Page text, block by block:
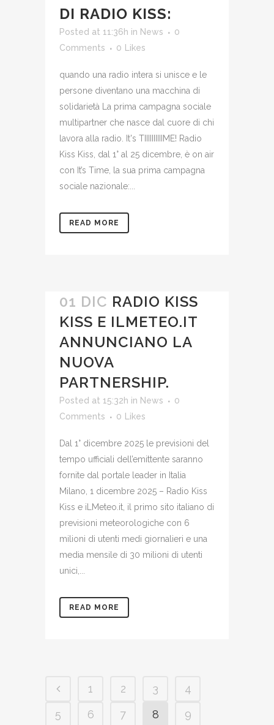
DI RADIO KISS:
Posted at 11:36h in News
0
Comments
0 Likes
quando una radio intera si unisce e le
persone diventano una macchina di
solidarietà La prima campagna sociale
multipartner che nasce dal cuore di chi
lavora alla radio. It's TIIIIIIIIIIME! Radio
Kiss Kiss, dal 1° al 25 dicembre, è on air
con It’s Time, la sua prima campagna
sociale nazionale:...
READ MORE
01 DIC RADIO KISS
KISS E ILMETEO.IT
ANNUNCIANO LA
NUOVA
PARTNERSHIP.
Posted at 15:32h in News
0
Comments
0 Likes
Dal 1° dicembre 2025 le previsioni del
tempo ufficiali dell’emittente saranno
fornite dal portale leader in Italia
Milano, 1 dicembre 2025 – Radio Kiss
Kiss e iLMeteo.it, il primo sito italiano di
previsioni meteorologiche con 6
milioni di utenti medi giornalieri e una
media mensile di 30 milioni di utenti
unici,...
READ MORE
1 2 3
4
5
6 7 8
9